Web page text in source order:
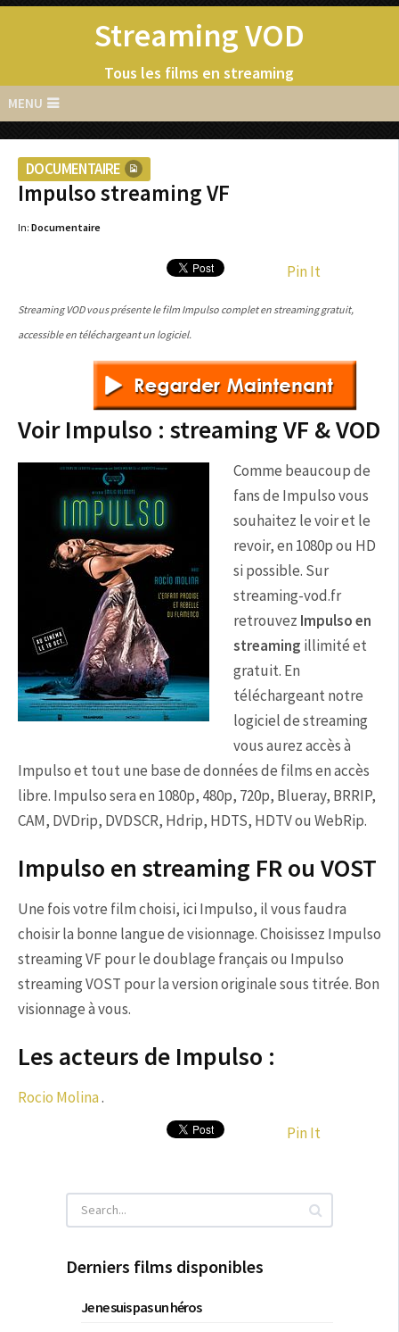
Streaming VOD
Tous les films en streaming
MENU
DOCUMENTAIRE
Impulso streaming VF
In: Documentaire
Pin It
Streaming VOD vous présente le film Impulso complet en streaming gratuit,
accessible en téléchargeant un logiciel.
Voir Impulso : streaming VF & VOD
Comme beaucoup de
fans de Impulso vous
souhaitez le voir et le
revoir, en 1080p ou HD
si possible. Sur
streaming-vod.fr
retrouvez Impulso en
streaming illimité et
gratuit. En
téléchargeant notre
logiciel de streaming
vous aurez accès à
Impulso et tout une base de données de films en accès
libre. Impulso sera en 1080p, 480p, 720p, Blueray, BRRIP,
CAM, DVDrip, DVDSCR, Hdrip, HDTS, HDTV ou WebRip.
Impulso en streaming FR ou VOST
Une fois votre film choisi, ici Impulso, il vous faudra
choisir la bonne langue de visionnage. Choisissez Impulso
streaming VF pour le doublage français ou Impulso
streaming VOST pour la version originale sous titrée. Bon
visionnage à vous.
Les acteurs de Impulso :
Rocio Molina.
Pin It
Derniers films disponibles
Je ne suis pas un héros